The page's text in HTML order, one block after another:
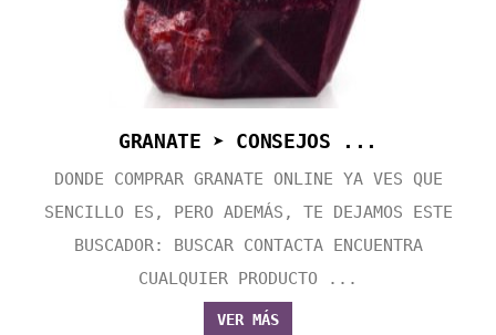
GRANATE ➤ CONSEJOS ...
DONDE COMPRAR GRANATE ONLINE YA VES QUE
SENCILLO ES, PERO ADEMÁS, TE DEJAMOS ESTE
BUSCADOR: BUSCAR CONTACTA ENCUENTRA
CUALQUIER PRODUCTO ...
VER MÁS